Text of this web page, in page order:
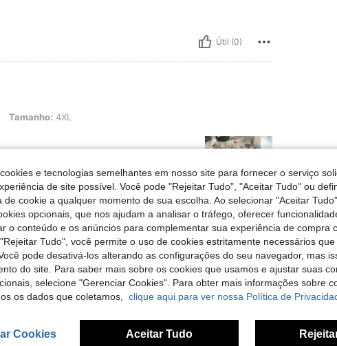
Útil (0)
4XL
Tamanho: 4XL
Útil (0)
Avaliações
e tecnologias semelhantes em nosso site para fornecer o serviço
de site possível. Você pode "Rejeitar Tudo", "Aceitar Tudo" ou
de cookie a qualquer momento de sua escolha. Ao selecionar "Aceitar
opcionais, que nos ajudam a analisar o tráfego, oferecer
o conteúdo e os anúncios para complementar sua experiência de compra
Tudo", você permite o uso de cookies estritamente necessários
pode desativá-los alterando as configurações do seu navegador, mas
do site. Para saber mais sobre os cookies que usamos e ajustar suas
selecione "Gerenciar Cookies". Para obter mais informações sobre
os dados que coletamos, clique aqui para ver nossa Política de
Cookies Aceitar Tudo